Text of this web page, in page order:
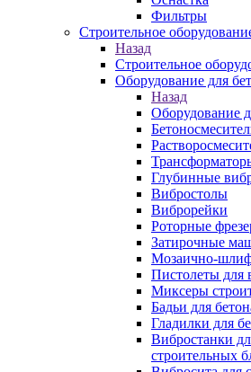
Фильтры
Строительное
Назад
Строительное
Оборудование для
Назад
Оборудование
Глубинные
Вибростолы
Виброрейки
Роторные
Затирочные
Мозаично-
Пистолеты для
Миксеры
Бадьи для
Гладилки для
Вибростанки
строительных